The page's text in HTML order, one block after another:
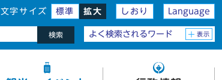
文字サイズ 標準 拡大 しおり Language
検索 よく検索されるワード 表示